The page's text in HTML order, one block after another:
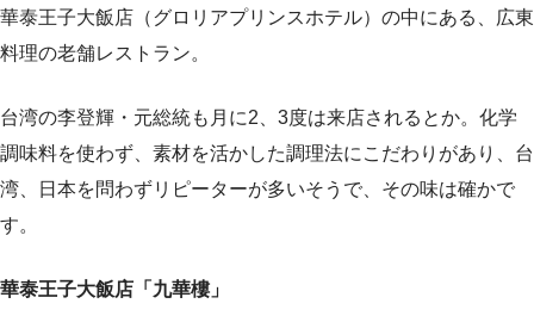
華泰王子大飯店（グロリアプリンスホテル）の中にある、広東
料理の老舗レストラン。
台湾の李登輝・元総統も月に2、3度は来店されるとか。化学
調味料を使わず、素材を活かした調理法にこだわりがあり、台
湾、日本を問わずリピーターが多いそうで、その味は確かで
す。
華泰王子大飯店「九華樓」